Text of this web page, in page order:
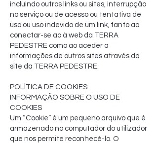
incluindo outros links ou sites, interrupção
no serviço ou de acesso ou tentativa de
uso ou uso indevido de um link, tanto ao
conectar-se ao à web da TERRA
PEDESTRE como ao aceder a
informações de outros sites através do
site da TERRA PEDESTRE.
POLÍTICA DE COOKIES
INFORMAÇÃO SOBRE O USO DE
COOKIES
Um “Cookie” é um pequeno arquivo que é
armazenado no computador do utilizador
que nos permite reconhecê-lo. O